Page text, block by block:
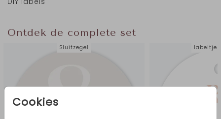
Cookies
Ontdek de complete set
Sluitzegel labeltje